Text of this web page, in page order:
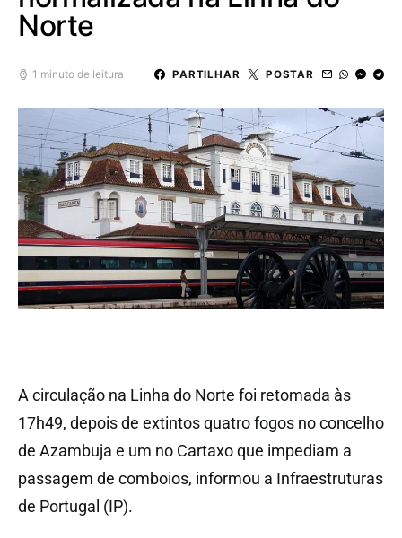
Norte
1 minuto de leitura PARTILHAR POSTAR
A circulação na Linha do Norte foi retomada às
17h49, depois de extintos quatro fogos no concelho
de Azambuja e um no Cartaxo que impediam a
passagem de comboios, informou a Infraestruturas
de Portugal (IP).